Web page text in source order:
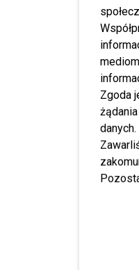
Zgoda
danych.